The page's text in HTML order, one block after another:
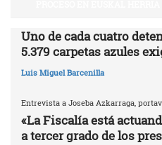
Uno de cada cuatro
5.379 carpetas azules
Luis Miguel Barcenilla
Entrevista a Joseba Azkarraga,
«La Fiscalía está
a tercer grado de los